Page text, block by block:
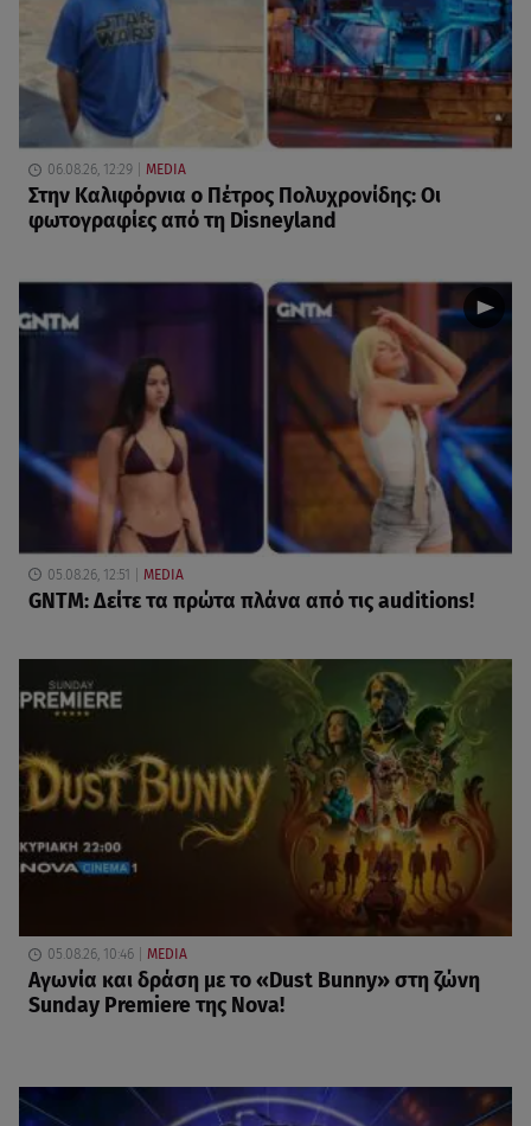
06.08.26, 12:29 MEDIA
Στην Καλιφόρνια ο Πέτρος Πολυχρονίδης: Οι
φωτογραφίες από τη Disneyland
05.08.26, 12:51 MEDIA
GNTM: Δείτε τα πρώτα πλάνα από τις auditions!
05.08.26, 10:46 MEDIA
Αγωνία και δράση με το «Dust Bunny» στη ζώνη
Sunday Premiere της Nova!